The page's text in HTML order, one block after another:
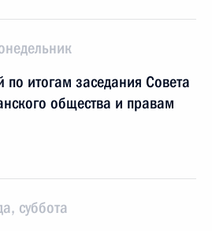
по итогам заседания Совета
общества и правам
суббота